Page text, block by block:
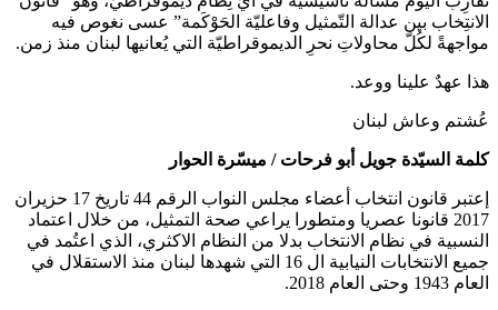
الانتِخاب بين عدالة التّمثيل وفاعليّة الحَوْكَمة” عسى نغوص فيه
مواجهةً لكُلّ محاولاتِ نحرِ الديموقراطيّة التي يُعانيها لبنان منذ زمن.
هذا عهدٌ علينا ووعد.
عُشتم وعاش لبنان
كلمة السيّدة جويل أبو فرحات / ميسّرة الحوار
إعتبر قانون انتخاب أعضاء مجلس النواب الرقم 44 تاريخ 17 حزيران
2017 قانونا عصريا ومتطورا يراعي صحة التمثيل، من خلال اعتماد
النسبية في نظام الانتخاب بدلا من النظام الاكثري، الذي اعتُمد في
جميع الانتخابات النيابية ال 16 التي شهدها لبنان منذ الاستقلال في
العام 1943 وحتى العام 2018.